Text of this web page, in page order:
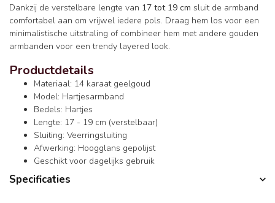
Dankzij de verstelbare lengte van 17 tot 19 cm sluit de armband
comfortabel aan om vrijwel iedere pols. Draag hem los voor een
minimalistische uitstraling of combineer hem met andere gouden
armbanden voor een trendy layered look.
Productdetails
Materiaal: 14 karaat geelgoud
Model: Hartjesarmband
Bedels: Hartjes
Lengte: 17 - 19 cm (verstelbaar)
Sluiting: Veerringsluiting
Afwerking: Hoogglans gepolijst
Geschikt voor dagelijks gebruik
Specificaties